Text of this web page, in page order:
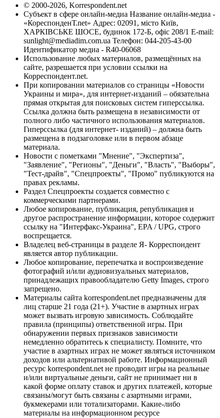
© 2000-2026, Korrespondent.net
Субъект в сфере онлайн-медиа Название онлайн-медиа -
«КореспонденТ.net» Адрес: 02091, місто Київ,
ХАРКІВСЬКЕ ШОСЕ, будинок 172-Б, офіс 208/1 E-mail:
sunlight@mediadim.com.ua Телефон: 044-205-43-00
Идентификатор медиа - R40-06068
Использование любых материалов, размещённых на
сайте, разрешается при условии ссылки на
Корреспондент.net.
При копировании материалов со страницы «Новости
Украины и мира», для интернет-изданий – обязательна
прямая открытая для поисковых систем гиперссылка.
Ссылка должна быть размещена в независимости от
полного либо частичного использования материалов.
Гиперссылка (для интернет- изданий) – должна быть
размещена в подзаголовке или в первом абзаце
материала.
Новости с пометками "Мнение", "Экспертиза",
"Заявление", "Регионы", "Деньги", "Власть", "Выборы",
"Тест-драйв", "Спецпроекты", "Промо" публикуются на
правах рекламы.
Раздел Спецпроекты создается совместно с
коммерческими партнерами.
Любое копирование, публикация, републикация и
другое распространение информации, которое содержит
ссылку на "Интерфакс-Украина", EPA / UPG, строго
воспрещается.
Владелец веб-страницы в разделе Я- Корреспондент
является автор публикации.
Любое копирование, перепечатка и воспроизведение
фотографий и/или аудиовизуальных материалов,
принадлежащих правообладателю Getty Images, строго
запрещено.
Материалы сайта korrespondent.net предназначены для
лиц старше 21 года (21+). Участие в азартных играх
может вызвать игровую зависимость. Соблюдайте
правила (принципы) ответственной игры. При
обнаружении первых признаков зависимости
немедленно обратитесь к специалисту. Помните, что
участие в азартных играх не может являться источником
доходов или альтернативой работе. Информационный
ресурс korrespondent.net не проводит игры на реальные
и/или виртуальные деньги, сайт не принимает ни в
какой форме оплату ставок и других платежей, которые
связаны/могут быть связаны с азартными играми,
букмекерами или тотализаторами. Какие-либо
материалы на информационном ресурсе